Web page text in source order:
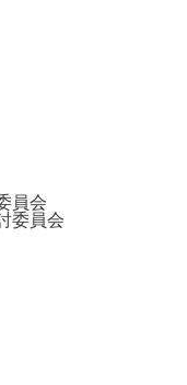
員会
委員会